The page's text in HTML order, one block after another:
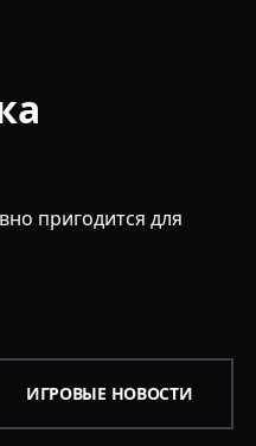
пригодится для
ИГРОВЫЕ НОВОСТИ